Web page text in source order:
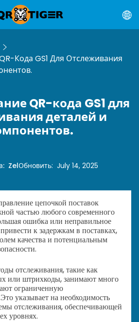
Кода GS1 Для Отслеживания
QR-кода GS1 для
деталей и
: ZelОбновить: July 14, 2025
цепочкой поставок
частью любого современного
ошибка или неправильное
к задержкам в поставках,
качества и потенциальным
отслеживания, такие как
или штрихкоды, занимают много
ограниченную
Это указывает на необходимость
отслеживания, обеспечивающей
уровнях.